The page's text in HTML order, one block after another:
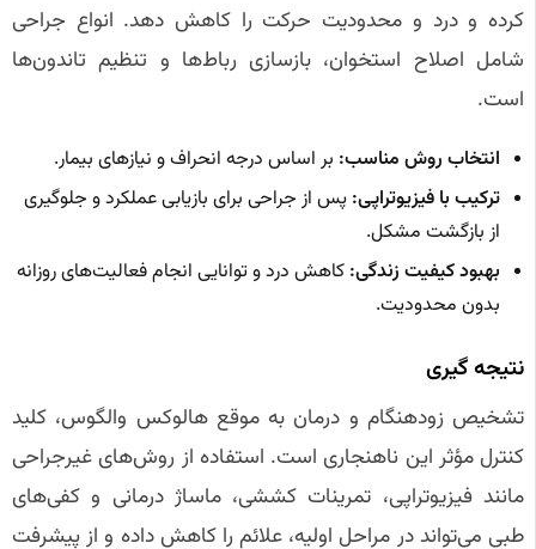
کرده و درد و محدودیت حرکت را کاهش دهد. انواع جراحی
شامل اصلاح استخوان، بازسازی رباط‌ها و تنظیم تاندون‌ها
است.
انتخاب روش مناسب: بر اساس درجه انحراف و نیازهای بیمار.
ترکیب با فیزیوتراپی: پس از جراحی برای بازیابی عملکرد و جلوگیری
از بازگشت مشکل.
بهبود کیفیت زندگی: کاهش درد و توانایی انجام فعالیت‌های روزانه
بدون محدودیت.
نتیجه‌ گیری
تشخیص زودهنگام و درمان به موقع هالوکس والگوس، کلید
کنترل مؤثر این ناهنجاری است. استفاده از روش‌های غیرجراحی
مانند فیزیوتراپی، تمرینات کششی، ماساژ درمانی و کفی‌های
طبی می‌تواند در مراحل اولیه، علائم را کاهش داده و از پیشرفت